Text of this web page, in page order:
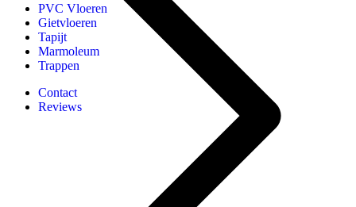
PVC Vloeren
Gietvloeren
Tapijt
Marmoleum
Trappen
Contact
Reviews